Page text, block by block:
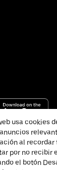
usa cookies
al recordar
por no recibir
el botón